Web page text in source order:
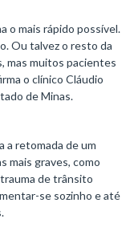
o mais rápido possível.
Ou talvez o resto da
mas muitos pacientes
o clínico Cláudio
de Minas.
a retomada de um
mais graves, como
de trânsito
se sozinho e até